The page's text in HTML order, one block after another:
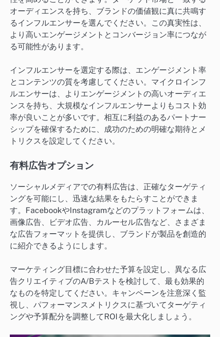
オーディエンスを持ち、ブランドの価値観に真に共鳴す
るインフルエンサーを選んでください。この真実性は、
より高いエンゲージメントとコンバージョン率につなが
る可能性があります。
インフルエンサーを選定する際は、エンゲージメント率
とコンテンツの質を考慮してください。マイクロインフ
ルエンサーは、よりエンゲージメントの高いオーディエ
ンスを持ち、大規模なインフルエンサーよりもコスト効
率が良いことが多いです。相互に利益のあるパートナー
シップを確保するために、成功のための明確な期待とメ
トリクスを設定してください。
有料広告オプション
ソーシャルメディアでの有料広告は、正確なターゲティ
ングを可能にし、迅速な結果をもたらすことができま
す。FacebookやInstagramなどのプラットフォームは、
画像広告、ビデオ広告、カルーセル広告など、さまざま
な広告フォーマットを提供し、ブランドが製品を創造的
に紹介できるようにします。
マーケティング目標に合わせた予算を設定し、異なる広
告クリエイティブのA/Bテストを検討して、最も効果的
なものを特定してください。キャンペーンを注意深く監
視し、パフォーマンスメトリクスに基づいてターゲティ
ングや予算配分を調整してROIを最大化しましょう。